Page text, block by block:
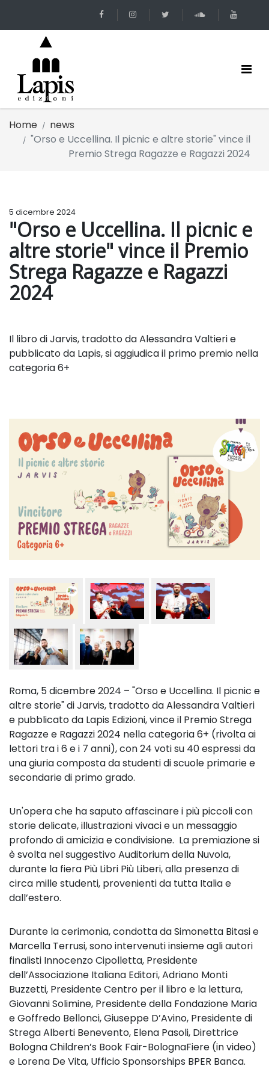
Home
news
"Orso e Uccellina. Il picnic e altre storie" vince il
Premio Strega Ragazze e Ragazzi 2024
5 dicembre 2024
"Orso e Uccellina. Il picnic e
altre storie" vince il Premio
Strega Ragazze e Ragazzi
2024
Il libro di Jarvis, tradotto da Alessandra Valtieri e
pubblicato da Lapis, si aggiudica il primo premio nella
categoria 6+
Roma, 5 dicembre 2024 – "Orso e Uccellina. Il picnic e
altre storie" di Jarvis, tradotto da Alessandra Valtieri
e pubblicato da Lapis Edizioni, vince il Premio Strega
Ragazze e Ragazzi 2024 nella categoria 6+ (rivolta ai
lettori tra i 6 e i 7 anni), con 24 voti su 40 espressi da
una giuria composta da studenti di scuole primarie e
secondarie di primo grado.
Un'opera che ha saputo affascinare i più piccoli con
storie delicate, illustrazioni vivaci e un messaggio
profondo di amicizia e condivisione. La premiazione si
è svolta nel suggestivo Auditorium della Nuvola,
durante la fiera Più Libri Più Liberi, alla presenza di
circa mille studenti, provenienti da tutta Italia e
dall’estero.
Durante la cerimonia, condotta da Simonetta Bitasi e
Marcella Terrusi, sono intervenuti insieme agli autori
finalisti Innocenzo Cipolletta, Presidente
dell’Associazione Italiana Editori, Adriano Monti
Buzzetti, Presidente Centro per il libro e la lettura,
Giovanni Solimine, Presidente della Fondazione Maria
e Goffredo Bellonci, Giuseppe D’Avino, Presidente di
Strega Alberti Benevento, Elena Pasoli, Direttrice
Bologna Children’s Book Fair-BolognaFiere (in video)
e Lorena De Vita, Ufficio Sponsorships BPER Banca.